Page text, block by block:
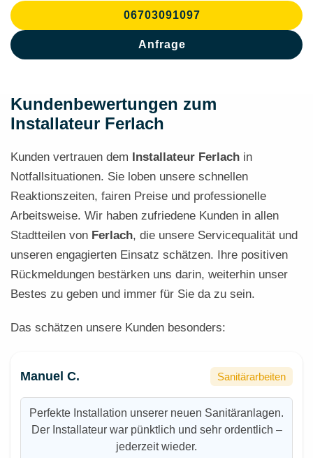
06703091097
Anfrage
Kundenbewertungen zum
Installateur Ferlach
Kunden vertrauen dem Installateur Ferlach in
Notfallsituationen. Sie loben unsere schnellen
Reaktionszeiten, fairen Preise und professionelle
Arbeitsweise. Wir haben zufriedene Kunden in allen
Stadtteilen von Ferlach, die unsere Servicequalität und
unseren engagierten Einsatz schätzen. Ihre positiven
Rückmeldungen bestärken uns darin, weiterhin unser
Bestes zu geben und immer für Sie da zu sein.
Das schätzen unsere Kunden besonders:
Manuel C. Sanitärarbeiten
Perfekte Installation unserer neuen Sanitäranlagen.
Der Installateur war pünktlich und sehr ordentlich –
jederzeit wieder.